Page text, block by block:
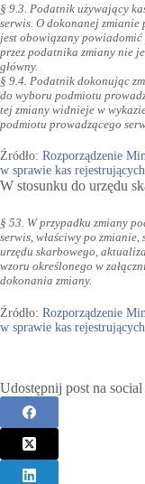
§ 9.3. Podatnik używający
serwis. O dokonanej zmianie
jest obowiązany
przez podatnika zmiany nie
główny.
§ 9.4. Podatnik dokonując
do wyboru podmiotu
tej zmiany widnieje w
podmiotu prowadzącego
Źródło: Rozporządzenie
w sprawie kas rejestrujących
W stosunku do urzędu
§ 53. W przypadku zmiany
serwis, właściwy po zmianie,
urzędu skarbowego,
wzoru określonego w
dokonania zmiany.
Źródło: Rozporządzenie
w sprawie kas rejestrujących
Udostępnij post na social